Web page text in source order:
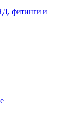
фитинги и